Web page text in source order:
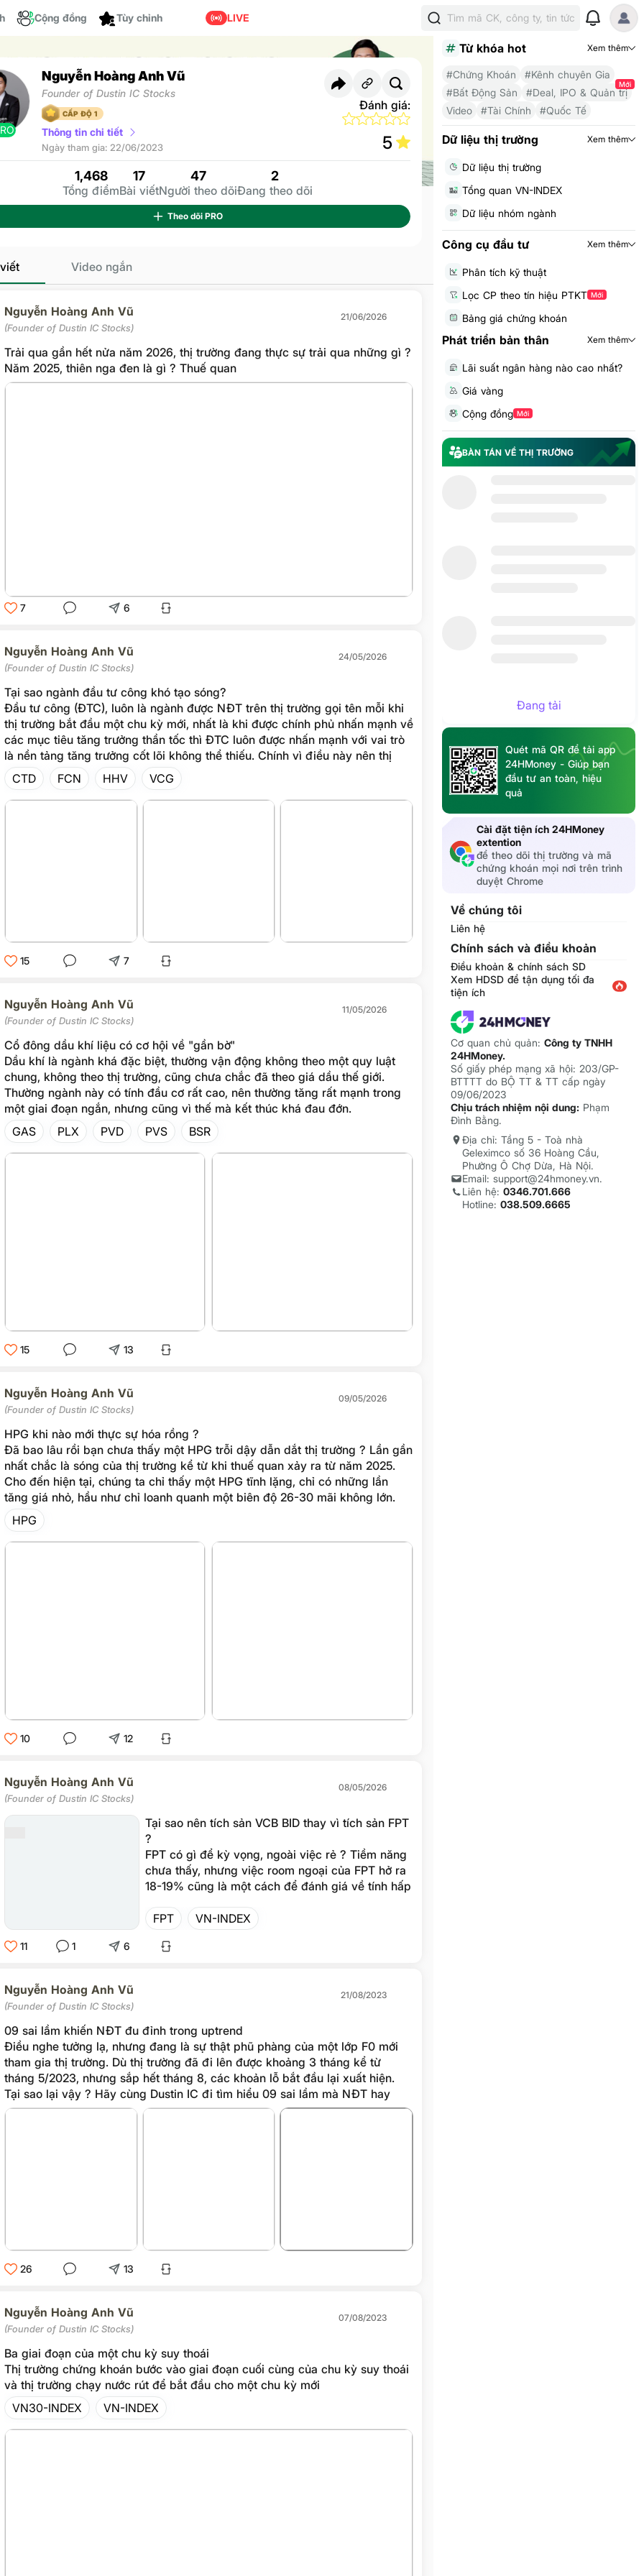
Cộng đồng
LIVE Tìm mã CK, công ty, tin tức
Nguyễn Hoàng Anh Vũ
Founder of Dustin IC Stocks
CẤP ĐỘ 1
Thông tin chi tiết
Ngày tham gia: 22/06/2023
Đánh giá:
5
1,468
Tổng điểm
17
Bài viết
47
Người theo dõi
2
Đang theo dõi
Theo dõiPRO
Video ngắn
Nguyễn Hoàng Anh Vũ
(Founder of Dustin IC Stocks)
21/06/2026
Trải qua gần hết nửa năm 2026, thị trường đang thực sự trải qua những gì ?
Năm 2025, thiên nga đen là gì ? Thuế quan
7 6
Nguyễn Hoàng Anh Vũ
(Founder of Dustin IC Stocks)
24/05/2026
Tại sao ngành đầu tư công khó tạo sóng?
Đầu tư công (ĐTC), luôn là ngành được NĐT trên thị trường gọi tên mỗi khi
thị trường bắt đầu một chu kỳ mới, nhất là khi được chính phủ nhấn mạnh về
các mục tiêu tăng trưởng thần tốc thì ĐTC luôn được nhấn mạnh với vai trò
là nền tảng tăng trưởng cốt lõi không thể thiếu. Chính vì điều này nên thị
hiếu của NĐT trên thị trường luôn hướng đến ĐTC như một cơ hội đầu tư
không thể thiếu trong vài chu kỳ sóng gần đây.
CTD FCN HHV VCG
15 7
Nguyễn Hoàng Anh Vũ
(Founder of Dustin IC Stocks)
11/05/2026
Cổ đông dầu khí liệu có cơ hội về "gần bờ"
Dầu khí là ngành khá đặc biệt, thường vận động không theo một quy luật
chung, không theo thị trường, cũng chưa chắc đã theo giá dầu thế giới.
Thường ngành này có tính đầu cơ rất cao, nên thường tăng rất mạnh trong
một giai đoạn ngắn, nhưng cũng vì thế mà kết thúc khá đau đớn.
GAS
PLX PVD PVS BSR
15 13
Nguyễn Hoàng Anh Vũ
(Founder of Dustin IC Stocks)
09/05/2026
HPG khi nào mới thực sự hóa rồng ?
Đã bao lâu rồi bạn chưa thấy một HPG trỗi dậy dẫn dắt thị trường ? Lần gần
nhất chắc là sóng của thị trường kể từ khi thuế quan xảy ra từ năm 2025.
Cho đến hiện tại, chúng ta chỉ thấy một HPG tĩnh lặng, chỉ có những lần
tăng giá nhỏ, hầu như chỉ loanh quanh một biên độ 26-30 mãi không lớn.
HPG
10 12
Nguyễn Hoàng Anh Vũ
(Founder of Dustin IC Stocks)
08/05/2026
Tại sao nên tích sản VCB BID thay vì tích sản FPT
?
FPT có gì để kỳ vọng, ngoài việc rẻ ? Tiềm năng
chưa thấy, nhưng việc room ngoại của FPT hở ra
18-19% cũng là một cách để đánh giá về tính hấp
FPT
VN-INDEX
11 1 6
Nguyễn Hoàng Anh Vũ
(Founder of Dustin IC Stocks)
21/08/2023
09 sai lầm khiến NĐT đu đỉnh trong uptrend
Điều nghe tưởng lạ, nhưng đang là sự thật phũ phàng của một lớp F0 mới
tham gia thị trường. Dù thị trường đã đi lên được khoảng 3 tháng kể từ
tháng 5/2023, nhưng sắp hết tháng 8, các khoản lỗ bắt đầu lại xuất hiện.
Tại sao lại vậy ? Hãy cùng Dustin IC đi tìm hiểu 09 sai lầm mà NĐT hay
gặp phải, kể cả người mới hay người cũ đều có thể phạm những điều này,
26 13
Nguyễn Hoàng Anh Vũ
(Founder of Dustin IC Stocks)
07/08/2023
Ba giai đoạn của một chu kỳ suy thoái
Thị trường chứng khoán bước vào giai đoạn cuối cùng của chu kỳ suy thoái
và thị trường chạy nước rút để bắt đầu cho một chu kỳ mới
VN30-INDEX
VN-INDEX
Từ khóa hot Xem thêm
#Chứng Khoán
#Kênh chuyên Gia
#Bất Động Sản
#Deal, IPO & Quản trị
Mới
Video #Tài Chính #Quốc Tế
Dữ liệu thị trường Xem thêm
Dữ liệu thị trường
Tổng quan VN-INDEX
Dữ liệu nhóm ngành
Công cụ đầu tư Xem thêm
Phân tích kỹ thuật
Lọc CP theo tín hiệu PTKT Mới
Bảng giá chứng khoán
Phát triển bản thân Xem thêm
Lãi suất ngân hàng nào cao nhất?
Giá vàng
Cộng đồng Mới
BÀN TÁN VỀ THỊ TRƯỜNG
Đang tải
Quét mã QR để tải app
24HMoney - Giúp bạn
đầu tư an toàn, hiệu
quả
Cài đặt tiện ích 24HMoney
extention
để theo dõi thị trường và mã
chứng khoán mọi nơi trên trình
duyệt Chrome
Về chúng tôi
Liên hệ
Chính sách và điều khoản
Điều khoản & chính sách SD
Xem HDSD để tận dụng tối đa
tiện ích
Cơ quan chủ quản: Công ty TNHH
24HMoney.
Số giấy phép mạng xã hội: 203/GP-
BTTTT do BỘ TT & TT cấp ngày
09/06/2023
Chịu trách nhiệm nội dung: Phạm
Đình Bằng.
Địa chỉ: Tầng 5 - Toà nhà
Geleximco số 36 Hoàng Cầu,
Phường Ô Chợ Dừa, Hà Nội.
Email: support@24hmoney.vn.
Liên hệ: 0346.701.666
Hotline: 038.509.6665